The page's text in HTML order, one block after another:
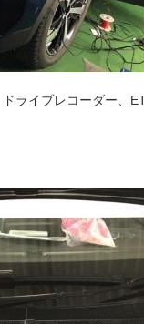
ライブレコーダー、